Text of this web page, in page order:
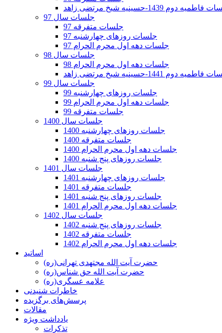
دوم 1439-حسینیه شیخ مرتضی زاهد
جلسات سال 97
جلسات متفرقه 97
جلسات روزهای چهارشنبه 97
جلسات دهه اول محرم الحرام 97
جلسات سال 98
جلسات دهه اول محرم الحرام 98
دوم 1441-حسینیه شیخ مرتضی زاهد
جلسات سال 99
جلسات روزهای چهارشنبه 99
جلسات دهه اول محرم الحرام 99
جلسات متفرقه 99
جلسات سال 1400
جلسات روزهای چهارشنبه 1400
جلسات متفرقه 1400
جلسات دهه اول محرم الحرام 1400
جلسات روزهای پنج شنبه 1400
جلسات سال 1401
جلسات روزهای چهارشنبه 1401
جلسات متفرقه 1401
جلسات روزهای پنج شنبه 1401
جلسات دهه اول محرم الحرام 1401
جلسات سال 1402
جلسات روزهای پنج شنبه 1402
جلسات متفرقه 1402
جلسات دهه اول محرم الحرام 1402
اساتید
حضرت آیت الله مجتهدی تهرانی(ره)
حضرت آیت الله حق شناس(ره)
علامه عسگری(ره)
خاطرات شنیدنی
پرسش‌های برگزیده
مقالات
یادداشت ویژه
تذكرات